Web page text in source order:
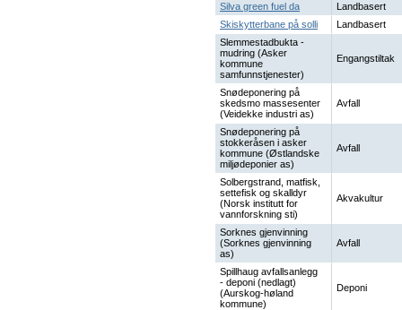
Silva green fuel da
Landbasert
Skiskytterbane på solli
Landbasert
Slemmestadbukta -
mudring (Asker
kommune
samfunnstjenester)
Engangstiltak
Snødeponering på
skedsmo massesenter
(Veidekke industri as)
Avfall
Snødeponering på
stokkeråsen i asker
kommune (Østlandske
miljødeponier as)
Avfall
Solbergstrand, matfisk,
settefisk og skalldyr
(Norsk institutt for
vannforskning sti)
Akvakultur
Sorknes gjenvinning
(Sorknes gjenvinning
as)
Avfall
Spillhaug avfallsanlegg
- deponi (nedlagt)
(Aurskog-høland
kommune)
Deponi